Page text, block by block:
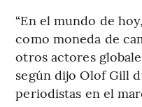
“En el mundo de
como moneda de
otros actores
según dijo Olof Gill
periodistas en el